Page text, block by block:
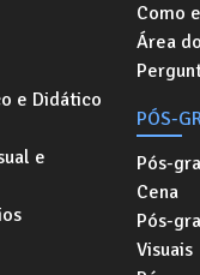
e Didático
e
Como
Área
PÓS-
Pós-
Cena
Pós-
Visuais